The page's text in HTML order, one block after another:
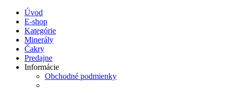
Úvod
E-shop
Kategórie
Minerály
Čakry
Predajne
Informácie
Obchodné podmienky